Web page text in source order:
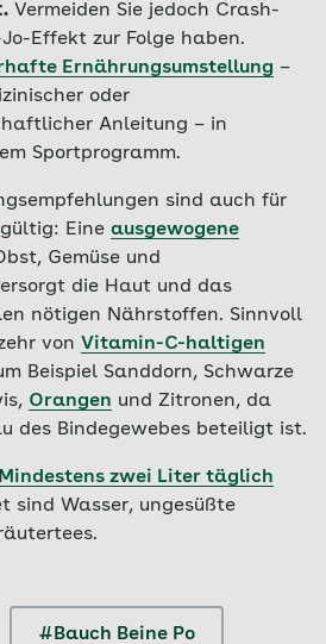
Vermeiden Sie jedoch Crash-
Effekt zur Folge haben.
Ernährungsumstellung –
oder
Anleitung – in
Sportprogramm.
sind auch für
Eine ausgewogene
Gemüse und
die Haut und das
nötigen Nährstoffen. Sinnvoll
von Vitamin-C-haltigen
Beispiel Sanddorn, Schwarze
Orangen und Zitronen, da
des Bindegewebes beteiligt ist.
Mindestens zwei Liter täglich
sind Wasser, ungesüßte
#Bauch Beine Po